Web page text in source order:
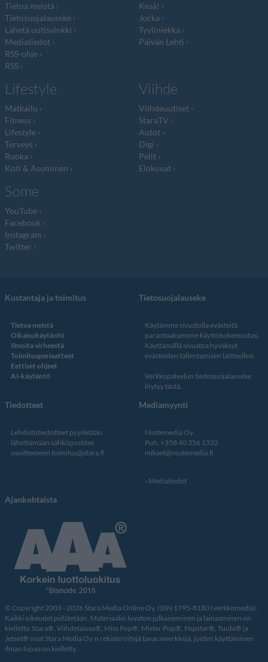
Tietoa meistä
Tietosuojalauseke
Lähetä uutisvinkki
Mediatiedot
RSS-ohje
RSS
Kesä!
Jocka
Tyyliniekka
Päivän Lehti
Lifestyle
Matkailu
Fitness
Lifestyle
Terveys
Ruoka
Koti & Asuminen
Viihde
Viihdeuutiset
StaraTV
Autot
Digi
Pelit
Elokuvat
Some
YouTube
Facebook
Instagram
Twitter
Kustantaja ja toimitus
Tietoa meistä
Oikaisukäytäntö
Ilmoita virheestä
Toimitusperiaatteet
Eettiset ohjeet
AI-käytäntö
Tietosuojalauseke
Käytämme sivustolla evästeitä
parantaaksemme käyttökokemustasi.
Käyttämällä sivustoa hyväksyt
evästeiden tallentamisen laitteellesi.
Verkkopalvelun tiedosuojalauseke
löytyy tästä.
Tiedotteet
Lehdistötiedotteet pyydetään
lähettämään sähköpostitse
osoitteeseen toimitus@stara.fi
Mediamyynti
Nostemedia Oy
Puh. +358 40 356 1332
mikael@nostemedia.fi
Mediatiedot
Ajankohtaista
© Copyright 2003 - 2026 Stara Media Online Oy. ISSN 1795-8180 (verkkomedia).
Kaikki oikeudet pidätetään. Materiaalin luvaton julkaiseminen ja lainaaminen on
kielletty. Stara®, Viihdetaivas®, Miss Pop®, Mister Pop®, Popstar®, Tuubi® ja
Jetset® ovat Stara Media Oy:n rekisteröityjä tavaramerkkejä, joiden käyttäminen
ilman lupaa on kielletty.